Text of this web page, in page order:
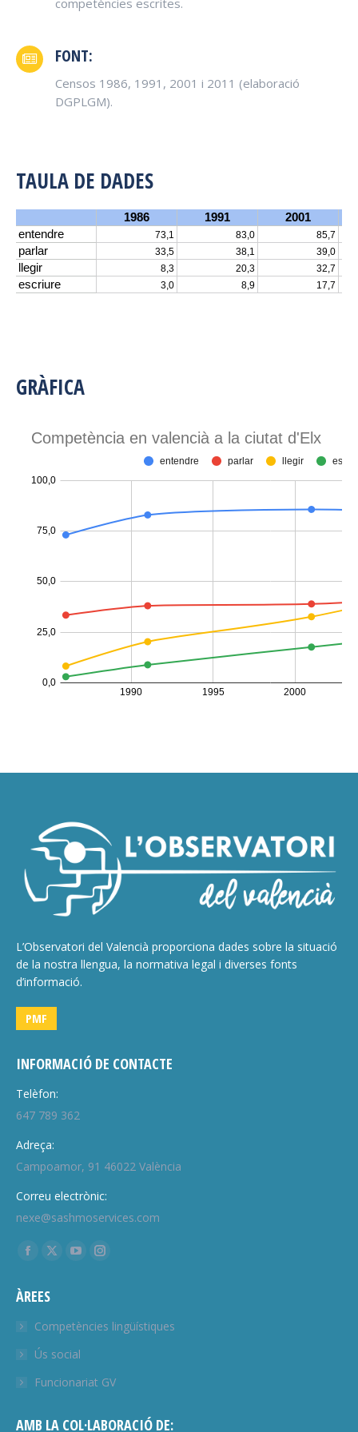
competències escrites.
FONT:
Censos 1986, 1991, 2001 i 2011 (elaboració
DGPLGM).
TAULA DE DADES
GRÀFICA
L’Observatori del Valencià proporciona dades sobre la situació
de la nostra llengua, la normativa legal i diverses fonts
d’informació.
PMF
INFORMACIÓ DE CONTACTE
Telèfon:
647 789 362
Adreça:
Campoamor, 91 46022 València
Correu electrònic:
nexe@sashmoservices.com
Find us on:
Facebook
opens
in
window
X
in
window
YouTube
in
window
Instagram
in
ÀREES
Competències lingüístiques
Ús social
Funcionariat GV
AMB LA COL·LABORACIÓ DE: